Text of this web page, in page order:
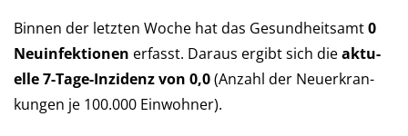
Binnen der letzten Woche hat das Ge­sund­heits­amt0
Neu­in­fek­tio­nen er­fasst. Daraus er­gibt sich dieaktu­
elle 7-Tage-Inzi­denz von 0,0(An­zahl der Neu­er­kran­
kun­gen je 100.000 Ein­wohner).